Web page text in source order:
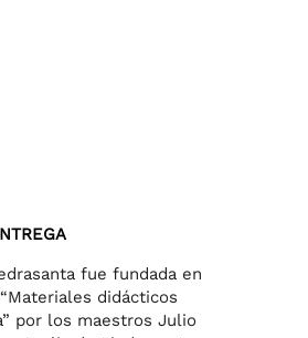
fue fundada en
didácticos
por los maestros Julio